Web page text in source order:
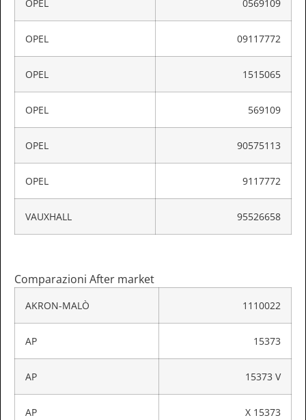
OPEL 0569109
OPEL 09117772
OPEL 1515065
OPEL 569109
OPEL 90575113
OPEL 9117772
VAUXHALL 95526658
Comparazioni After market
AKRON-MALÒ 1110022
AP 15373
AP 15373 V
AP X 15373